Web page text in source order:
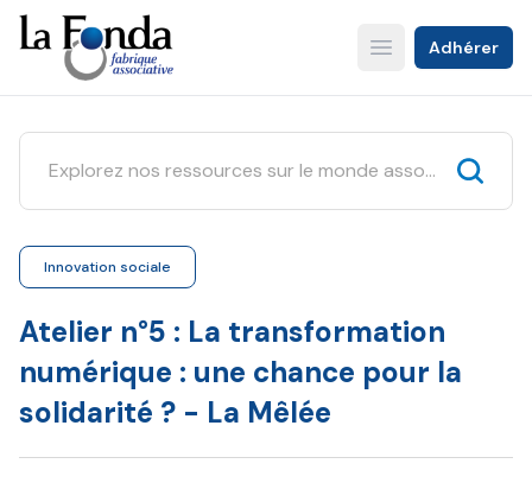
Aller
au
contenu
principal
Open main menu
Adhérer
Innovation sociale
Atelier n°5 : La transformation
numérique : une chance pour la
solidarité ? - La Mêlée